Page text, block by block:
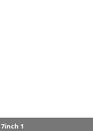
7inch 1